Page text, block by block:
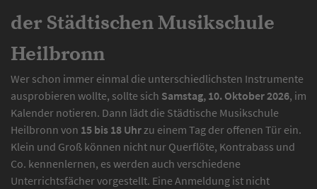
der Städtischen Musikschule
Heilbronn
Wer schon immer einmal die unterschiedlichsten Instrumente
ausprobieren wollte, sollte sich Samstag, 10. Oktober 2026, im
Kalender notieren. Dann lädt die Städtische Musikschule
Heilbronn von 15 bis 18 Uhr zu einem Tag der offenen Tür ein.
Klein und Groß können nicht nur Querflöte, Kontrabass und
Co. kennenlernen, es werden auch verschiedene
Unterrichtsfächer vorgestellt. Eine Anmeldung ist nicht